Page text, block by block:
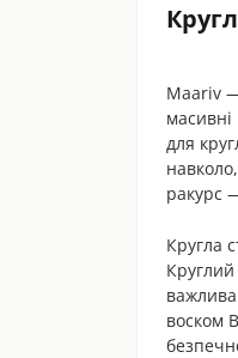
Maariv
масивні
для
ракурс
Кругла
воском